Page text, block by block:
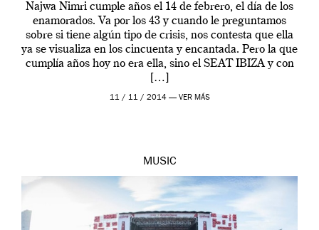
Najwa Nimri cumple años el 14 de febrero, el día de los
enamorados. Va por los 43 y cuando le preguntamos
sobre si tiene algún tipo de crisis, nos contesta que ella
ya se visualiza en los cincuenta y encantada. Pero la que
cumplía años hoy no era ella, sino el SEAT IBIZA y con
[…]
11 / 11 / 2014 — VER MÁS
MUSIC